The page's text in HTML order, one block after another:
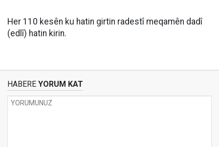
Her 110 kesên ku hatin girtin radestî meqamên dadî
(edlî) hatin kirin.
HABERE YORUM KAT